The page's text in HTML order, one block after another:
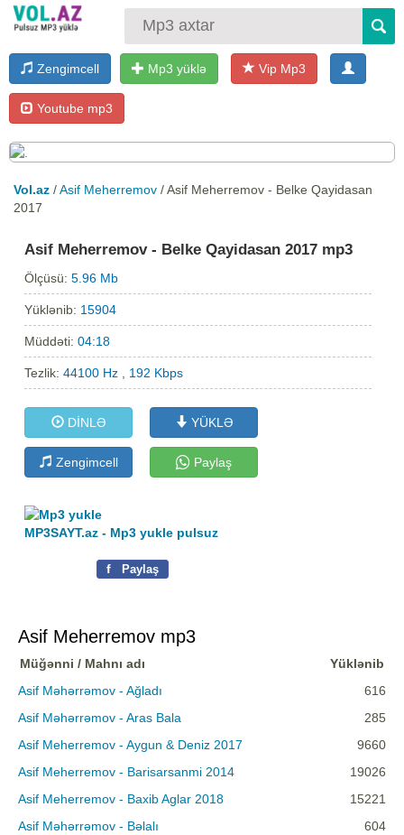
Zengimcell Mp3 yüklə Vip Mp3
Youtube mp3
Vol.az /Asif Meherremov / Asif Meherremov - Belke Qayidasan
2017
Asif Meherremov - Belke Qayidasan 2017 mp3
Ölçüsü:5.96 Mb
Yüklənib: 15904
Müddəti:04:18
Tezlik:44100 Hz , 192 Kbps
DİNLƏ YÜKLƏ
Zengimcell Paylaş
MP3SAYT.az - Mp3 yukle pulsuz
f Paylaş
Asif Meherremov mp3
Müğənni / Mahnı adı
Yüklənib
Asif Məhərrəmov - Ağladı
616
Asif Məhərrəmov - Aras Bala
285
Asif Meherremov - Aygun & Deniz 2017
9660
Asif Meherremov - Barisarsanmi 2014
19026
Asif Meherremov - Baxib Aglar 2018
15221
Asif Məhərrəmov - Bəlalı
604